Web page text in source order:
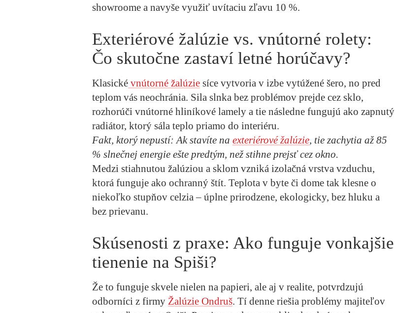
showroome a navyše využiť uvítaciu zľavu 10 %.
Exteriérové žalúzie vs. vnútorné rolety:
Čo skutočne zastaví letné horúčavy?
Klasické vnútorné žalúzie síce vytvoria v izbe vytúžené šero, no pred
teplom vás neochránia. Sila slnka bez problémov prejde cez sklo,
rozhorúči vnútorné hliníkové lamely a tie následne fungujú ako zapnutý
radiátor, ktorý sála teplo priamo do interiéru.
Fakt, ktorý nepustí: Ak stavíte na exteriérové žalúzie, tie zachytia až85
% slnečnej energie ešte predtým, než stihne prejsť cez okno.
Medzi stiahnutou žalúziou a sklom vzniká izolačná vrstva vzduchu,
ktorá funguje ako ochranný štít. Teplota v byte či dome tak klesne o
niekoľko stupňov celzia – úplne prirodzene, ekologicky, bez hluku a
bez prievanu.
Skúsenosti z praxe: Ako funguje vonkajšie
tienenie na Spiši?
Že to funguje skvele nielen na papieri, ale aj v realite, potvrdzujú
odborníci z firmy Žalúzie Ondruš. Tí denne riešia problémy majiteľov